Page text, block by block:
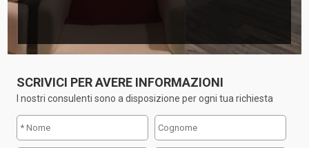
SCRIVICI PER AVERE INFORMAZIONI
I nostri consulenti sono a disposizione per ogni tua richiesta